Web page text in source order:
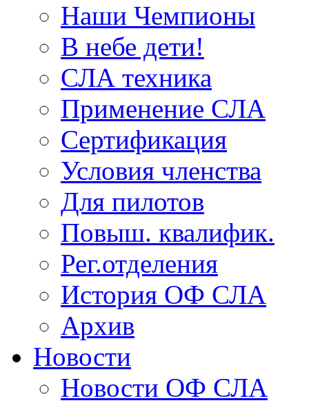
Наши Чемпионы
В небе дети!
СЛА техника
Применение СЛА
Сертификация
Условия членства
Для пилотов
Повыш. квалифик.
Рег.отделения
История ОФ СЛА
Архив
Новости
Новости ОФ СЛА